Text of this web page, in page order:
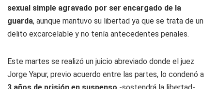
sexual simple agravado por ser encargado de la
guarda, aunque mantuvo su libertad ya que se trata de un
delito excarcelable y no tenía antecedentes penales.
Este martes se realizó un juicio abreviado donde el juez
Jorge Yapur, previo acuerdo entre las partes, lo condenó a